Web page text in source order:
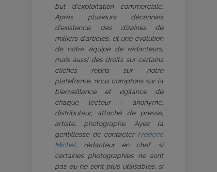
but d’exploitation commerciale.
Après plusieurs décennies
d’existence, des dizaines de
milliers d’articles, et une évolution
de notre équipe de rédacteurs,
mais aussi des droits sur certains
clichés repris sur notre
plateforme, nous comptons sur la
bienveillance et vigilance de
chaque lecteur - anonyme,
distributeur, attaché de presse,
artiste, photographe. Ayez la
gentillesse de contacter Frédéric
Michel, rédacteur en chef, si
certaines photographies ne sont
pas ou ne sont plus utilisables, si